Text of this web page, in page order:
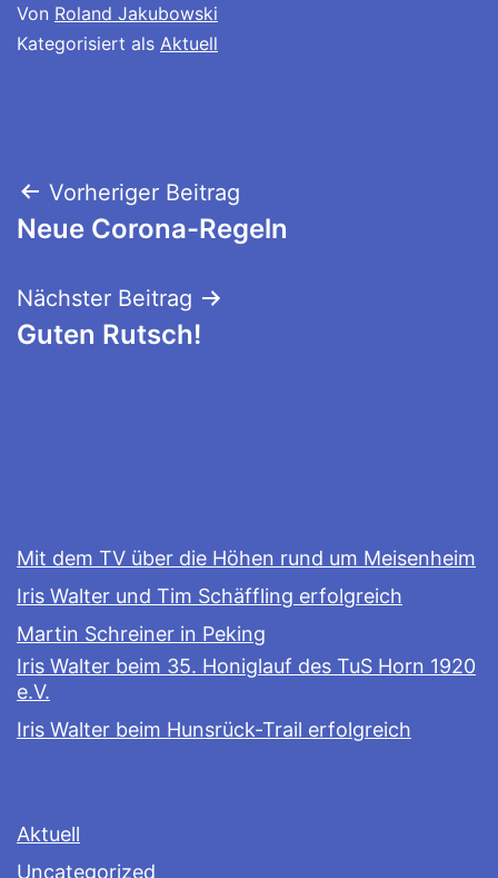
Von Roland Jakubowski
Kategorisiert als Aktuell
Beitragsnavigation
Vorheriger Beitrag
Neue Corona-Regeln
Nächster Beitrag
Guten Rutsch!
Mit dem TV über die Höhen rund um Meisenheim
Iris Walter und Tim Schäffling erfolgreich
Martin Schreiner in Peking
Iris Walter beim 35. Honiglauf des TuS Horn 1920
e.V.
Iris Walter beim Hunsrück-Trail erfolgreich
Aktuell
Uncategorized